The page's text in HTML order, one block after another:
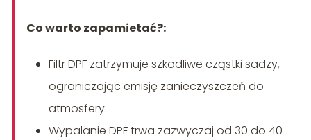
Co warto zapamietać?:
Filtr DPF zatrzymuje szkodliwe cząstki sadzy,
ograniczając emisję zanieczyszczeń do
atmosfery.
Wypalanie DPF trwa zazwyczaj od 30 do 40